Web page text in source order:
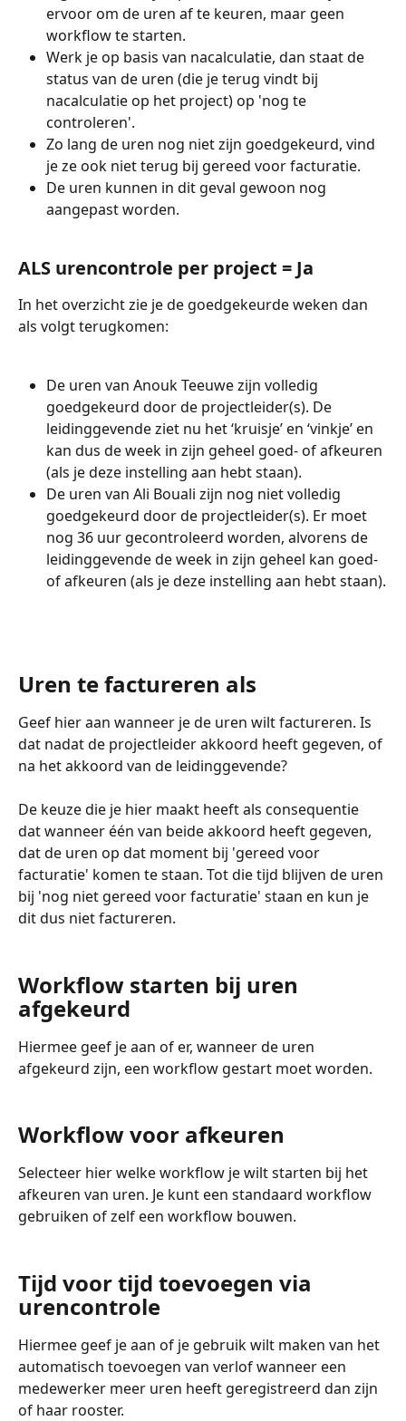
ervoor om de uren af te keuren, maar geen
workflow te starten.
Werk je op basis van nacalculatie, dan staat de
status van de uren (die je terug vindt bij
nacalculatie op het project) op 'nog te
controleren'.
Zo lang de uren nog niet zijn goedgekeurd, vind
je ze ook niet terug bij gereed voor facturatie.
De uren kunnen in dit geval gewoon nog
aangepast worden.
ALS urencontrole per project = Ja
In het overzicht zie je de goedgekeurde weken dan
als volgt terugkomen:
De uren van Anouk Teeuwe zijn volledig
goedgekeurd door de projectleider(s). De
leidinggevende ziet nu het ‘kruisje’ en ‘vinkje’ en
kan dus de week in zijn geheel goed- of afkeuren
(als je deze instelling aan hebt staan).
De uren van Ali Bouali zijn nog niet volledig
goedgekeurd door de projectleider(s). Er moet
nog 36 uur gecontroleerd worden, alvorens de
leidinggevende de week in zijn geheel kan goed-
of afkeuren (als je deze instelling aan hebt staan).
Uren te factureren als
Geef hier aan wanneer je de uren wilt factureren. Is
dat nadat de projectleider akkoord heeft gegeven, of
na het akkoord van de leidinggevende?
De keuze die je hier maakt heeft als consequentie
dat wanneer één van beide akkoord heeft gegeven,
dat de uren op dat moment bij 'gereed voor
facturatie' komen te staan. Tot die tijd blijven de uren
bij 'nog niet gereed voor facturatie' staan en kun je
dit dus niet factureren.
Workflow starten bij uren
afgekeurd
Hiermee geef je aan of er, wanneer de uren
afgekeurd zijn, een workflow gestart moet worden.
Workflow voor afkeuren
Selecteer hier welke workflow je wilt starten bij het
afkeuren van uren. Je kunt een standaard workflow
gebruiken of zelf een workflow bouwen.
Tijd voor tijd toevoegen via
urencontrole
Hiermee geef je aan of je gebruik wilt maken van het
automatisch toevoegen van verlof wanneer een
medewerker meer uren heeft geregistreerd dan zijn
of haar rooster.